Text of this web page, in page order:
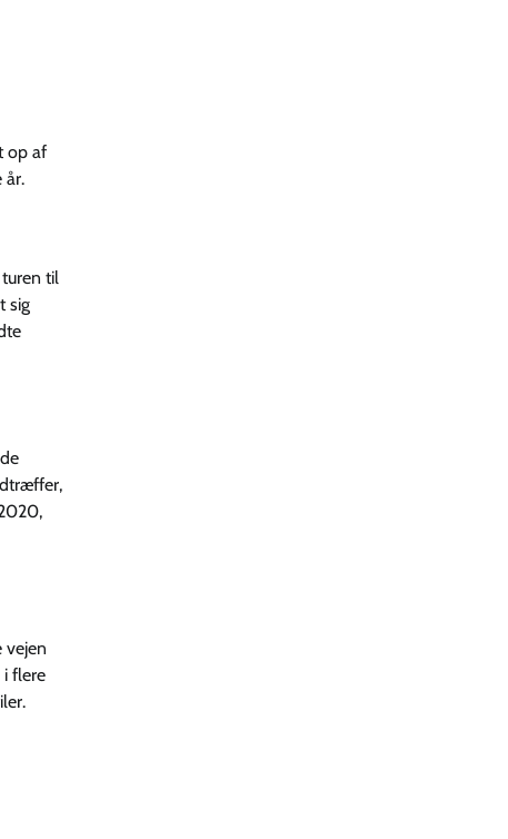
op af
år.
til
sig
vejen
i flere